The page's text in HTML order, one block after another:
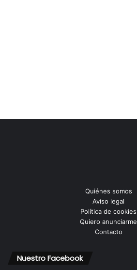
Quiénes somos
Aviso legal
Política de cookies
Quiero anunciarme
Contacto
Nuestro Facebook